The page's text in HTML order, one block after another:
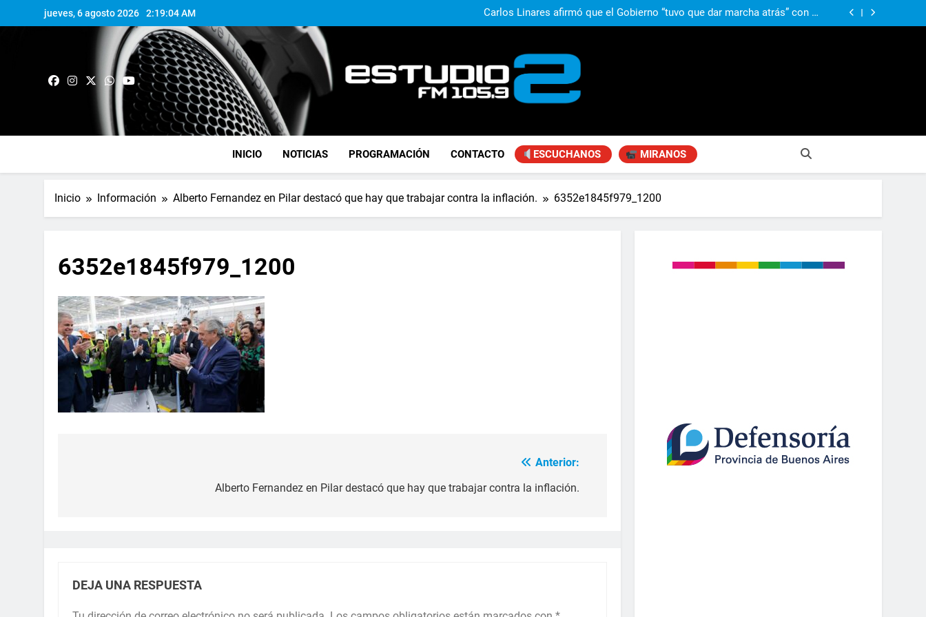
jueves, 6 agosto 2026 2:19:05 AM
ley de tierras y advirtió un cambio de clima político entre los gobernadores
Paco Olveira cuestionó la visita de León XIV a la Argentina: “Hubiera
preferido que no viniera”
Daniela Vilar aseguró que el Gobierno «no renunció» a la venta de tierras a
Carlos Linares afirmó que el Gobierno “tuvo que dar marcha atrás” con la
ley de tierras y advirtió un cambio de clima político entre los gobernadores
Paco Olveira cuestionó la visita de León XIV a la Argentina: “Hubiera
FM Estudio 2
INICIO NOTICIAS PROGRAMACIÓN CONTACTO ESCUCHANOS MIRANOS
Inicio Información Alberto Fernandez en Pilar destacó que hay que trabajar contra la inflación. 6352e1845f979_1200
6352e1845f979_1200
Anterior:
Alberto Fernandez en Pilar destacó que hay que trabajar contra la inflación.
DEJA UNA RESPUESTA